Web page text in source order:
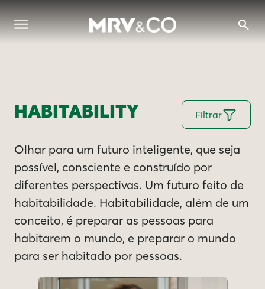
HABITABILITY Filtrar
Olhar para um futuro inteligente, que seja
possível, consciente e construído por
diferentes perspectivas. Um futuro feito de
habitabilidade. Habitabilidade, além de um
conceito, é preparar as pessoas para
habitarem o mundo, e preparar o mundo
para ser habitado por pessoas.